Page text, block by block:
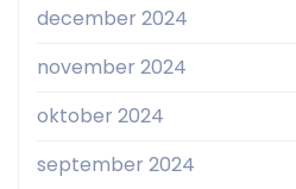
december 2024
november 2024
oktober 2024
september 2024